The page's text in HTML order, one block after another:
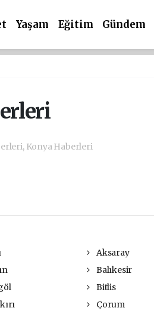
Yaşam Eğitim Gündem
Konya Haberleri
Aksaray
Balıkesir
Bitlis
Çorum